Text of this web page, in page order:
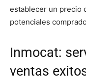
establecer un precio
potenciales
Inmocat:
ventas